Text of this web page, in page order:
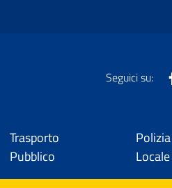
Seguici su:
Trasporto
Pubblico
Polizia
Locale